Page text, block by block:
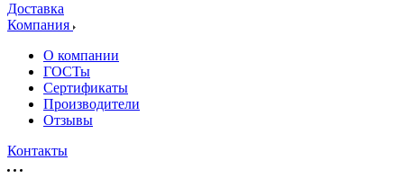
Доставка
Компания
О компании
ГОСТы
Сертификаты
Производители
Отзывы
Контакты